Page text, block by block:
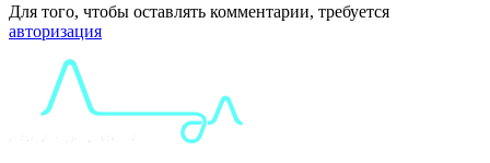
Для того, чтобы оставлять комментарии, требуется
авторизация